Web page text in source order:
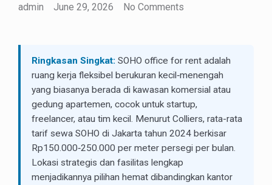
admin June 29, 2026 No Comments
Ringkasan Singkat: SOHO office for rent adalah
ruang kerja fleksibel berukuran kecil‑menengah
yang biasanya berada di kawasan komersial atau
gedung apartemen, cocok untuk startup,
freelancer, atau tim kecil. Menurut Colliers, rata-rata
tarif sewa SOHO di Jakarta tahun 2024 berkisar
Rp150.000‑250.000 per meter persegi per bulan.
Lokasi strategis dan fasilitas lengkap
menjadikannya pilihan hemat dibandingkan kantor